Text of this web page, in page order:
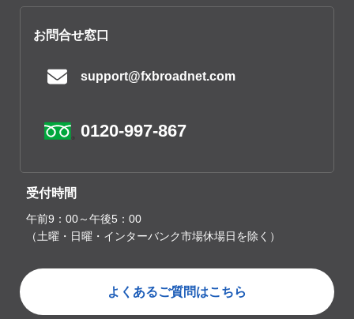
お問合せ窓口
support@fxbroadnet.com
0120-997-867
受付時間
午前9：00～午後5：00
（土曜・日曜・インターバンク市場休場日を除く）
よくあるご質問はこちら